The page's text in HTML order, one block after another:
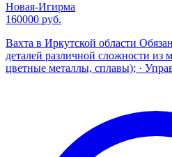
Новая-Игирма
160000 руб.
Вахта в Иркутской области
деталей различной сложности из
цветные металлы, сплавы); ·